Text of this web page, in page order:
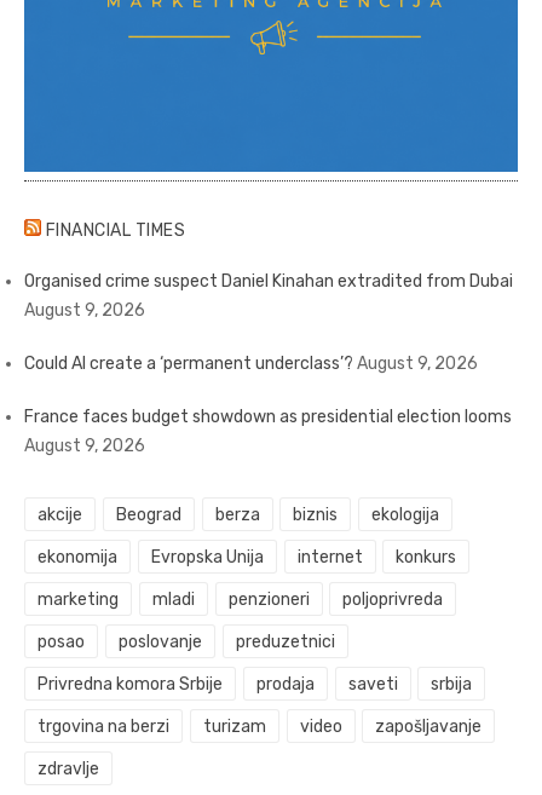
FINANCIAL TIMES
Organised crime suspect Daniel Kinahan extradited from Dubai
August 9, 2026
Could AI create a ‘permanent underclass’? August 9, 2026
France faces budget showdown as presidential election looms
August 9, 2026
akcije Beograd berza biznis ekologija
ekonomija Evropska Unija internet konkurs
marketing mladi penzioneri poljoprivreda
posao poslovanje preduzetnici
Privredna komora Srbije prodaja saveti srbija
trgovina na berzi turizam video zapošljavanje
zdravlje